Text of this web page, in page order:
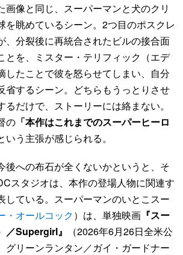
画像と同じ、スーパーマンと犬のクリ
を眺めているシーン。2つ目のポスクレ
、分裂後に再統合されたビルの接合面
とを、ミスター・テリフィック（エデ
したことで彼を怒らせてしまい、自分
省するシーン。どちらもうっとりさせ
だけで、ストーリーには絡まない。
の 「本作はこれまでのスーパーヒーロ
いう主張が感じられる。
への布石が全くないかというと、そ
スタジオは、本作の登場人物に関連す
している。スーパーマンのいとこスー
・オールコック）は、単独映画 『スー
／Supergirl』
（2026年6月26日全米公
グリーンランタン／ガイ・ガードナー